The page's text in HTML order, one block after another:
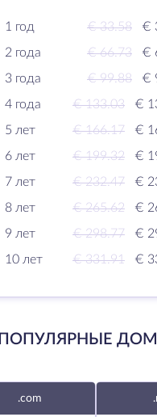
1 год € 33.58
€
2 года
€ 66.73
€
3 года
€ 99.88
€
4 года
€ 133.03
€
5 лет
€ 166.17
€
6 лет
€ 199.32
€
7 лет
€ 232.47
€
8 лет
€ 265.62
€
9 лет
€ 298.77
€
10 лет
€ 331.91 €
ПОПУЛЯРНЫЕ
.com